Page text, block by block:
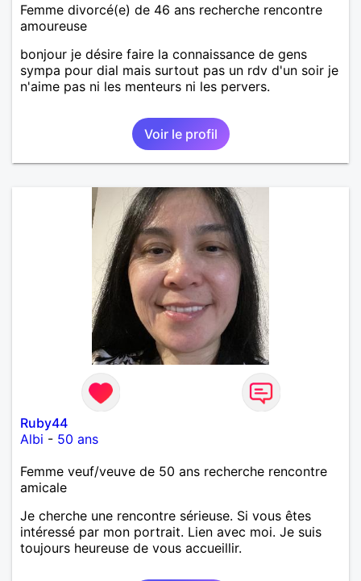
Femme divorcé(e) de 46 ans recherche rencontre
amoureuse
bonjour je désire faire la connaissance de gens
sympa pour dial mais surtout pas un rdv d'un soir je
n'aime pas ni les menteurs ni les pervers.
Voir le profil
Ruby44
Albi - 50 ans
Femme veuf/veuve de 50 ans recherche rencontre
amicale
Je cherche une rencontre sérieuse. Si vous êtes
intéressé par mon portrait. Lien avec moi. Je suis
toujours heureuse de vous accueillir.